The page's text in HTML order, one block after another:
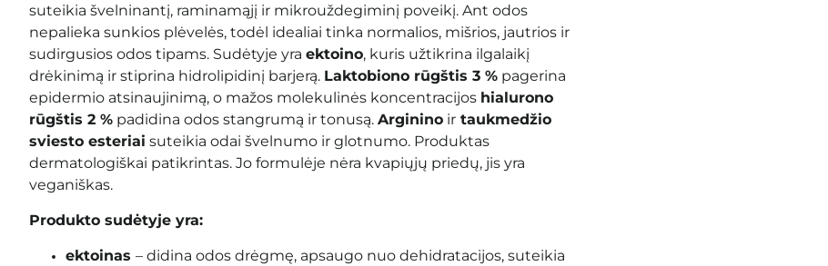
suteikia švelninantį, raminamąjį ir mikrouždegiminį poveikį. Ant odos
nepalieka sunkios plėvelės, todėl idealiai tinka normalios, mišrios, jautrios ir
sudirgusios odos tipams. Sudėtyje yra ektoino, kuris užtikrina ilgalaikį
drėkinimą ir stiprina hidrolipidinį barjerą. Laktobiono rūgštis 3 % pagerina
epidermio atsinaujinimą, o mažos molekulinės koncentracijos hialurono
rūgštis 2 % padidina odos stangrumą ir tonusą. Arginino ir taukmedžio
sviesto esteriai suteikia odai švelnumo ir glotnumo. Produktas
dermatologiškai patikrintas. Jo formulėje nėra kvapiųjų priedų, jis yra
veganiškas.
Produkto sudėtyje yra:
ektoinas – didina odos drėgmę, apsaugo nuo dehidratacijos, suteikia